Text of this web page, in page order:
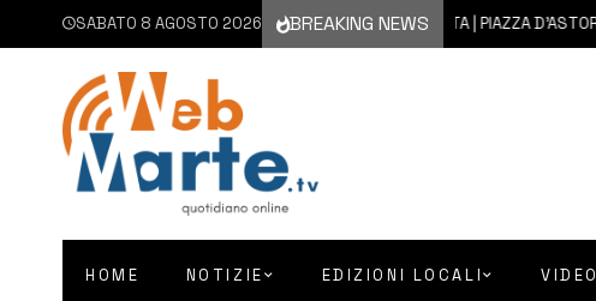
SABATO 8 AGOSTO 2026 BREAKING NEWS
7 AGOSTO 2026 AUGUSTA | PIAZZA D’ASTORGA SI
HOME NOTIZIE EDIZIONI LOCALI VIDEO